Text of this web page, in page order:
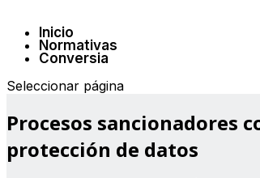
Inicio
Normativas
Conversia
Seleccionar página
Procesos sancionadores
protección de datos